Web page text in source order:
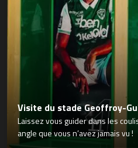
Visite du stade Geoffroy-
Laissez vous guider dans les
angle que vous n’avez jamais vu !